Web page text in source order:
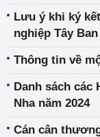
Lưu ý khi ký
nghiệp Tây
Thông tin về
Danh sách các
Nha năm 2024
Cán cân